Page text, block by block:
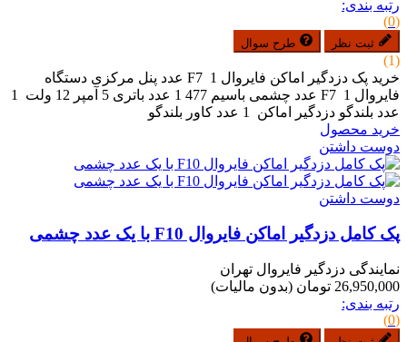
رتبه بندی:
(0)
ثبت نظر طرح سوال
(1)
خرید پک دزدگیر اماکن فایروال F7 1 عدد پنل مرکزی دستگاه
فایروال F7 1 عدد چشمی باسیم 477 1 عدد باتری 5 آمپر 12 ولت 1
عدد بلندگو دزدگیر اماکن 1 عدد کاور بلندگو
خرید محصول
دوست داشتن
دوست داشتن
پک کامل دزدگیر اماکن فایروال F10 با یک عدد چشمی
نمایندگی دزدگیر فایروال تهران
26,950,000 تومان
(بدون مالیات)
رتبه بندی:
(0)